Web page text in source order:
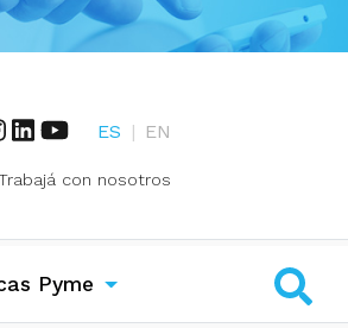
ES | EN
con nosotros
Pyme